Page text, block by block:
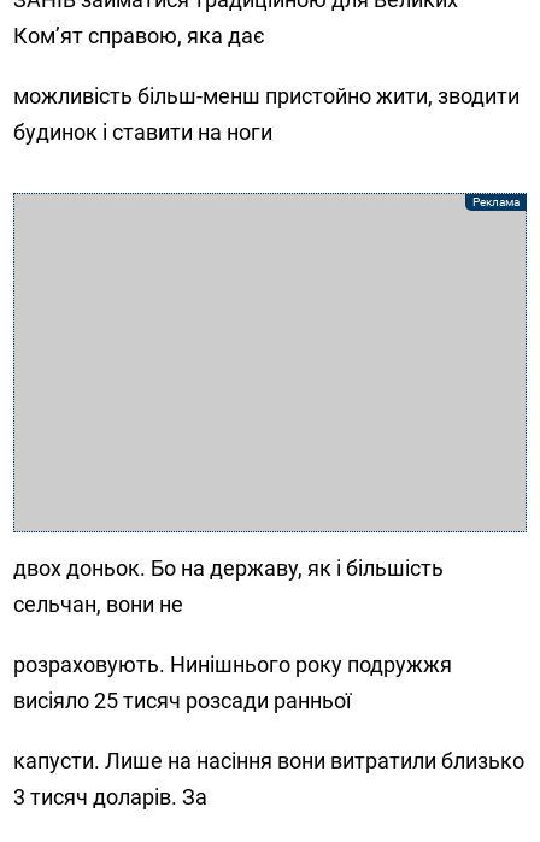
Ком’ят справою, яка дає
можливість більш-менш пристойно жити, зводити
будинок і ставити на ноги
двох доньок. Бо на державу, як і більшість
сельчан, вони не
розраховують. Нинішнього року подружжя
висіяло 25 тисяч розсади ранньої
капусти. Лише на насіння вони витратили близько
3 тисяч доларів. За